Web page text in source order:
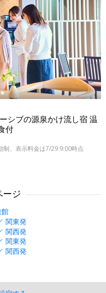
シブの源泉かけ流し宿 温
付
、表示料金は7/29 9:00時点
ージ
関東発
関西発
関東発
関西発